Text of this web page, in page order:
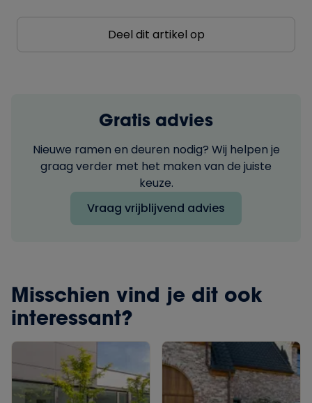
Deel dit artikel op
Gratis advies
Nieuwe ramen en deuren nodig? Wij helpen je
graag verder met het maken van de juiste
keuze.
Vraag vrijblijvend advies
Misschien vind je dit ook
interessant?